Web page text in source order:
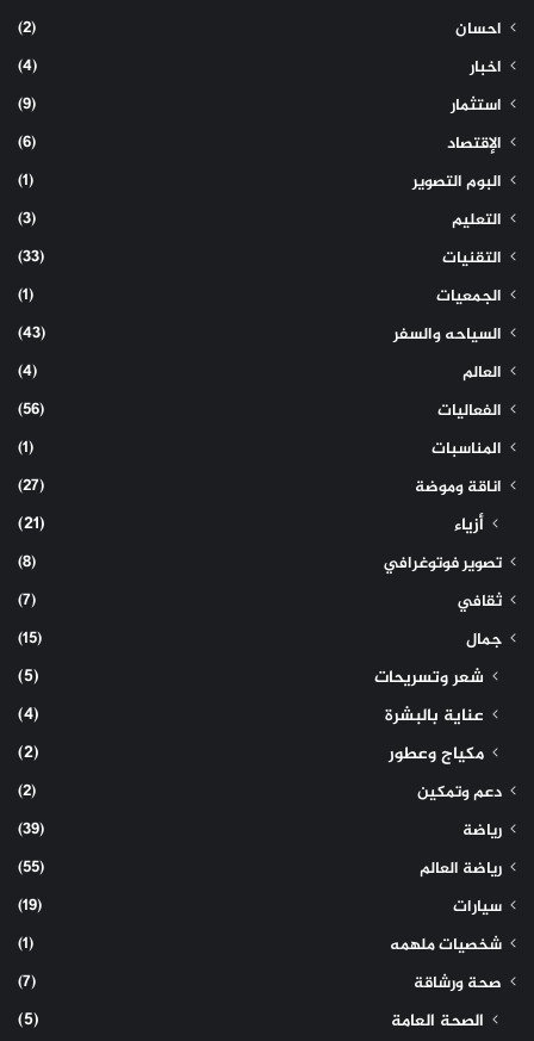
احسان
(2)
اخبار
(4)
استثمار
(9)
الإقتصاد
(6)
البوم التصوير
(1)
التعليم
(3)
التقنيات
(33)
الجمعيات
(1)
السياحه والسفر
(43)
العالم
(4)
الفعاليات
(56)
المناسبات
(1)
اناقة وموضة
(27)
أزياء (21)
تصوير فوتوغرافي
(8)
ثقافي
(7)
جمال
(15)
شعر وتسريحات
(5)
عناية بالبشرة
(4)
مكياج وعطور
(2)
دعم وتمكين
(2)
رياضة
(39)
رياضة العالم
(55)
سيارات
(19)
شخصيات ملهمه
(1)
صحة ورشاقة
(7)
الصحة العامة
(5)